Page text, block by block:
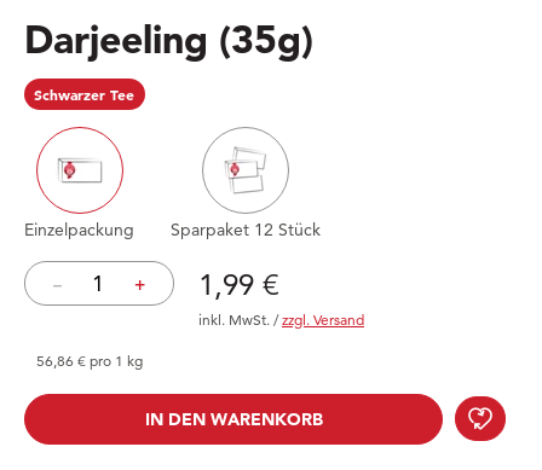
Darjeeling (35g)
Schwarzer Tee
Einzelpackung Sparpaket 12 Stück
– + Preis: 1,99 €
1,99 €
inkl. MwSt. /zzgl. Versand
56,86 € pro 1 kg
IN DEN WARENKORB